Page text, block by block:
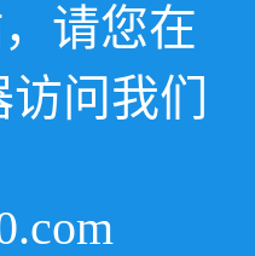
请您在
问我们